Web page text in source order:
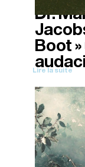
Dr.
Boot
Lire la suite